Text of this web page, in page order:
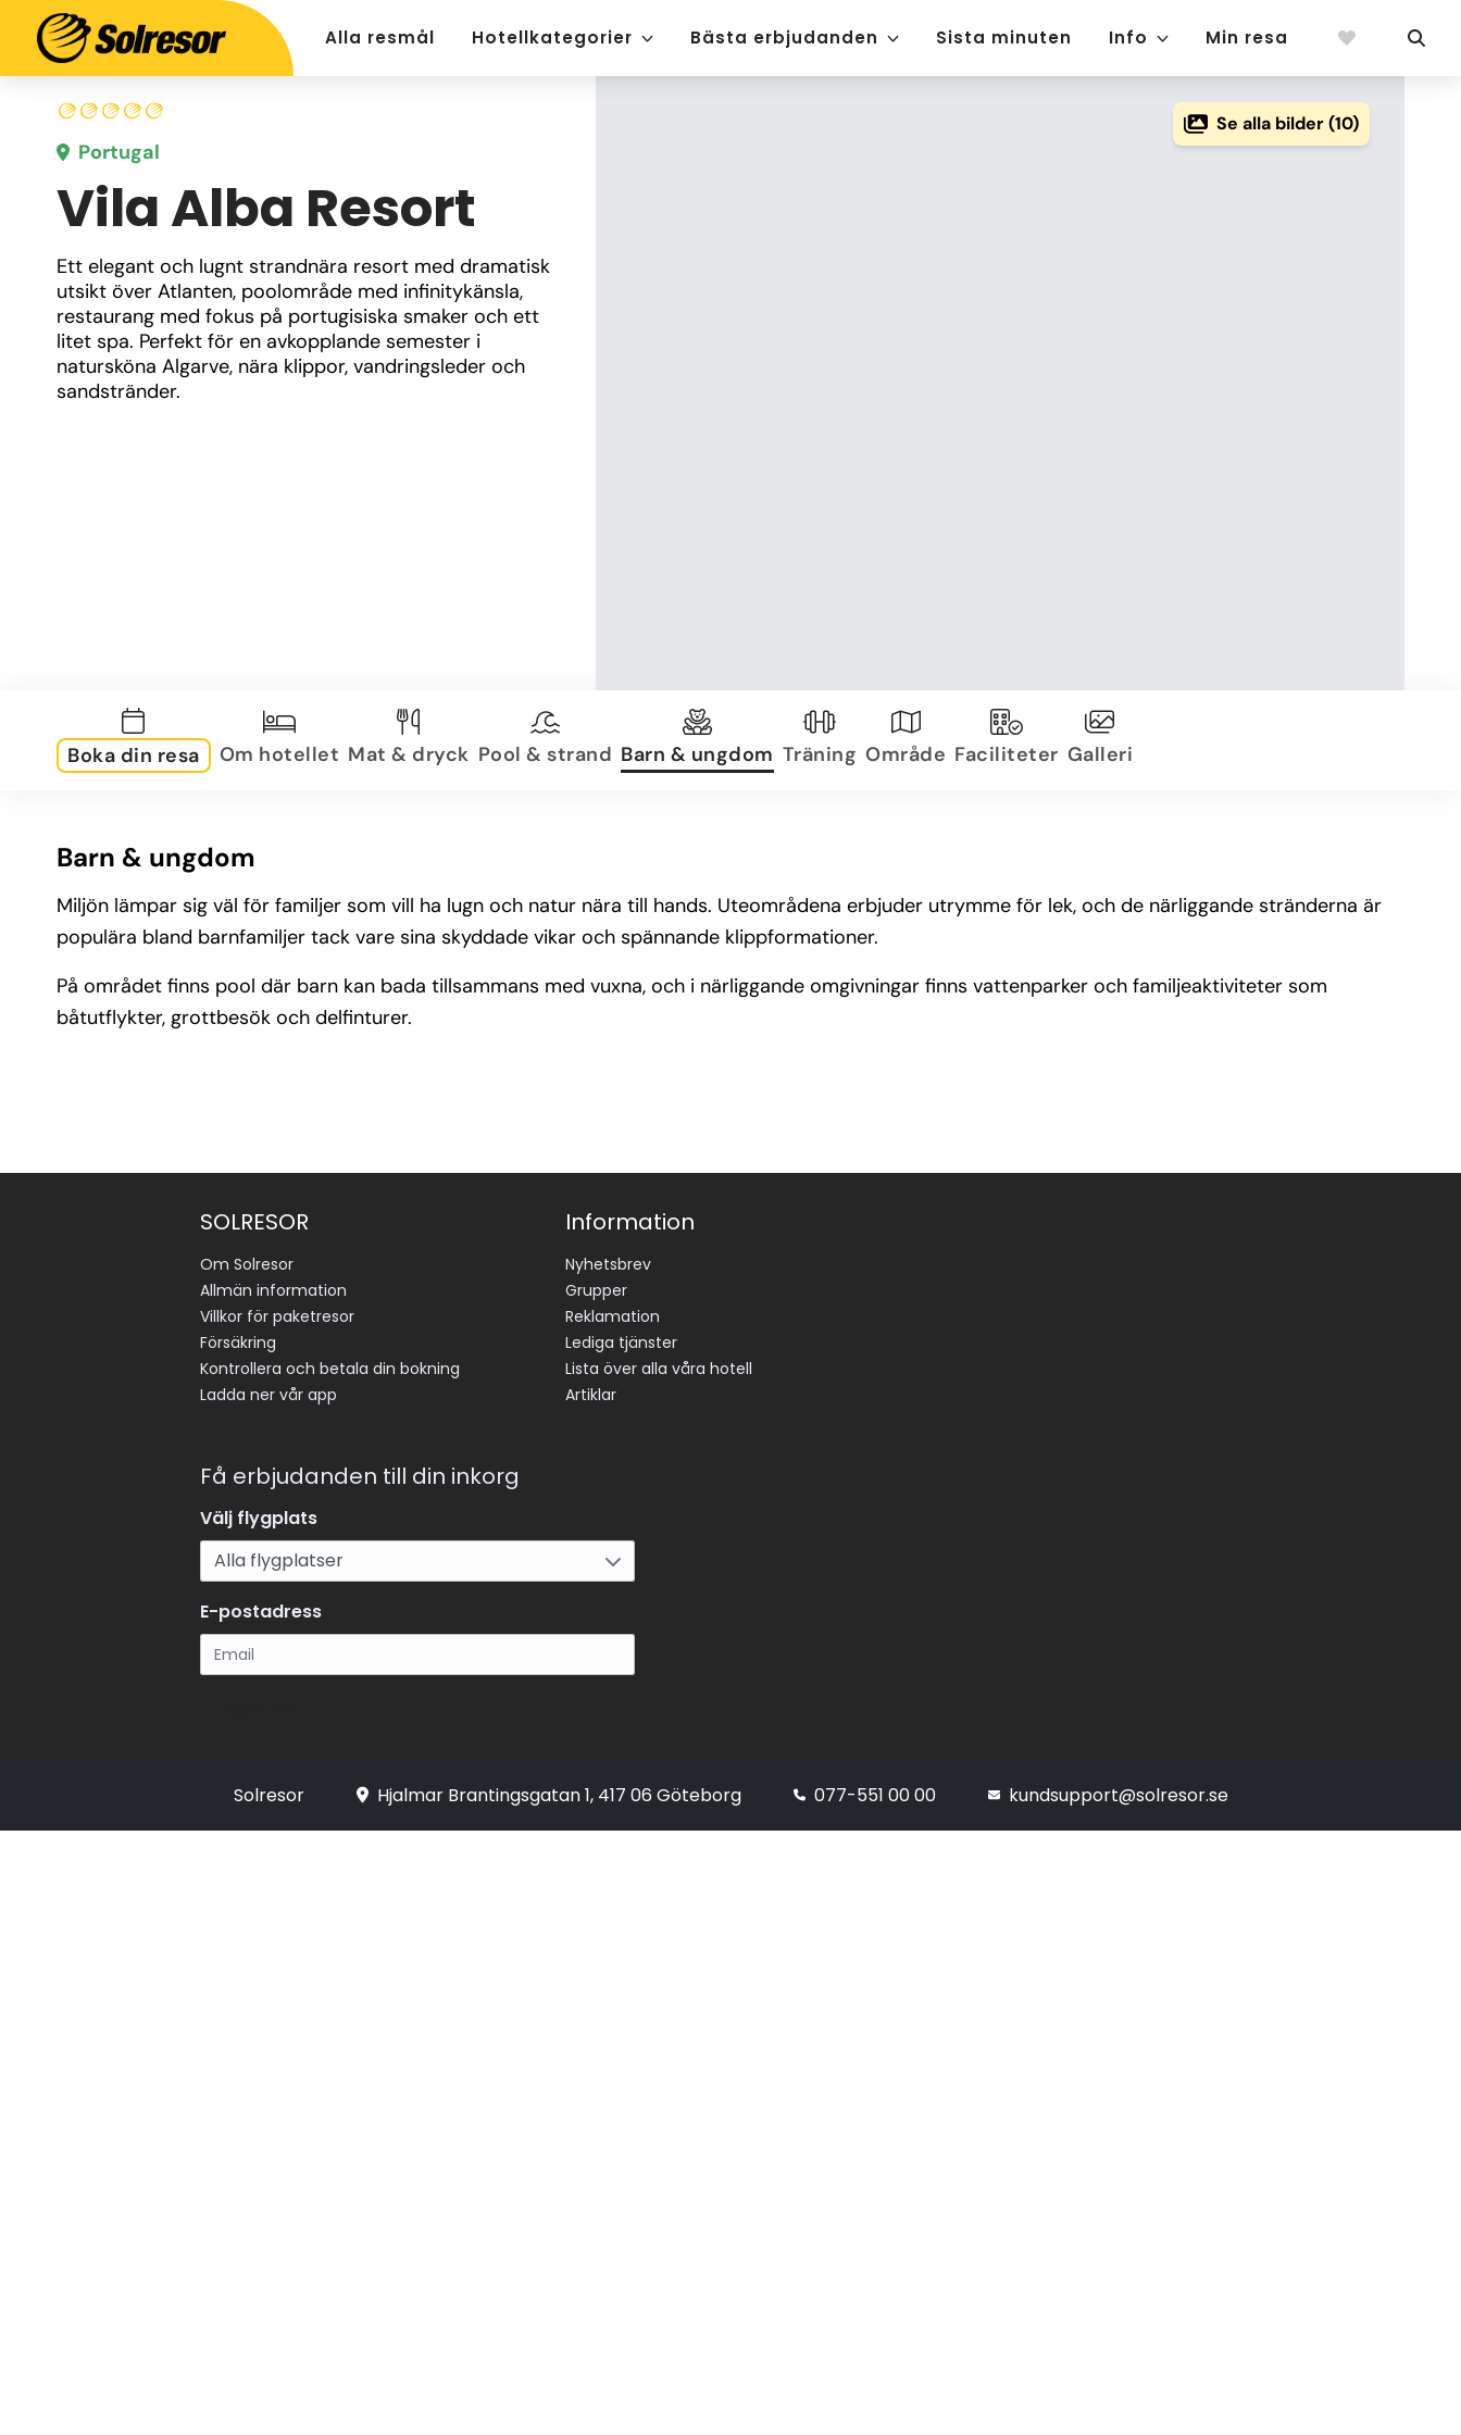
Alla resmål Hotellkategorier Bästa erbjudanden Sista minuten Info Min resa
Portugal
Vila Alba Resort
Ett elegant och lugnt strandnära resort med dramatisk
utsikt över Atlanten, poolområde med infinitykänsla,
restaurang med fokus på portugisiska smaker och ett
litet spa. Perfekt för en avkopplande semester i
natursköna Algarve, nära klippor, vandringsleder och
sandstränder.
Se alla bilder (10)
Boka din resa Om hotellet Mat & dryck Pool & strand Barn & ungdom Träning Område Faciliteter Galleri
Barn & ungdom
Miljön lämpar sig väl för familjer som vill ha lugn och natur nära till hands. Uteområdena erbjuder utrymme för lek, och de närliggande stränderna är
populära bland barnfamiljer tack vare sina skyddade vikar och spännande klippformationer.
På området finns pool där barn kan bada tillsammans med vuxna, och i närliggande omgivningar finns vattenparker och familjeaktiviteter som
båtutflykter, grottbesök och delfinturer.
SOLRESOR
Om Solresor
Allmän information
Villkor för paketresor
Försäkring
Kontrollera och betala din bokning
Ladda ner vår app
Information
Nyhetsbrev
Grupper
Reklamation
Lediga tjänster
Lista över alla våra hotell
Artiklar
Få erbjudanden till din inkorg
Välj flygplats
E-postadress
Solresor Hjalmar Brantingsgatan 1, 417 06 Göteborg 077-551 00 00 kundsupport@solresor.se